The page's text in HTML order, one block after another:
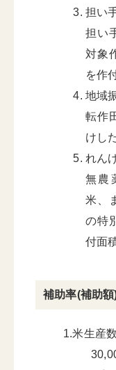
担い
担い
対象
を作
地域
転作
けし
れん
無農
米、
の特
付面
補助率(補助額
1.米生産